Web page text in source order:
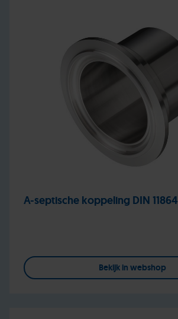
A-septische koppeling DIN 11864
Bekijk in webshop